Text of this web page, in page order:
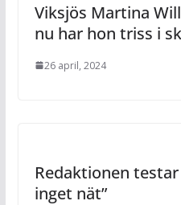
Viksjös Martina
nu har hon triss i
26 april, 2024
Redaktionen
inget nät”